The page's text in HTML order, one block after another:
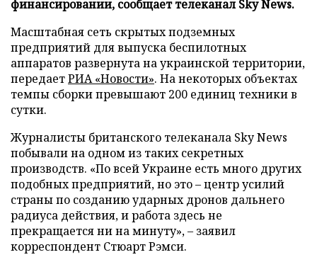
финансировании, сообщает телеканал Sky News.
Масштабная сеть скрытых подземных
предприятий для выпуска беспилотных
аппаратов развернута на украинской территории,
передаетРИА «Новости». На некоторых объектах
темпы сборки превышают 200 единиц техники в
сутки.
Журналисты британского телеканала Sky News
побывали на одном из таких секретных
производств. «По всей Украине есть много других
подобных предприятий, но это – центр усилий
страны по созданию ударных дронов дальнего
радиуса действия, и работа здесь не
прекращается ни на минуту», – заявил
корреспондент Стюарт Рэмси.